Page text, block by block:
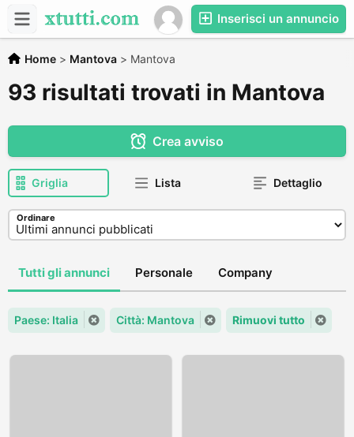
Inserisci un annuncio
Home > Mantova > Mantova
93 risultati trovati in Mantova
Crea avviso
Griglia Lista Dettaglio
Ordinare
Tutti gli annunci Personale Company
Paese: Italia Città: Mantova Rimuovi tutto